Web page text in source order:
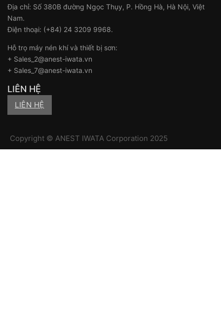
Địa chỉ: Số 380B đường Ngọc Thụy, P. Hồng Hà, Hà Nội, Việt
Nam.
Điện thoại: (+84) 24 3209 9968.
Hỗ trọ máy nén khí và thiết bị sơn:
+ Sales_2@anest-iwata.vn
+ Sales_7@anest-iwata.vn
LIÊN HỆ
LIÊN HỆ
Copyright © ANEST IWATA Corporation 2025